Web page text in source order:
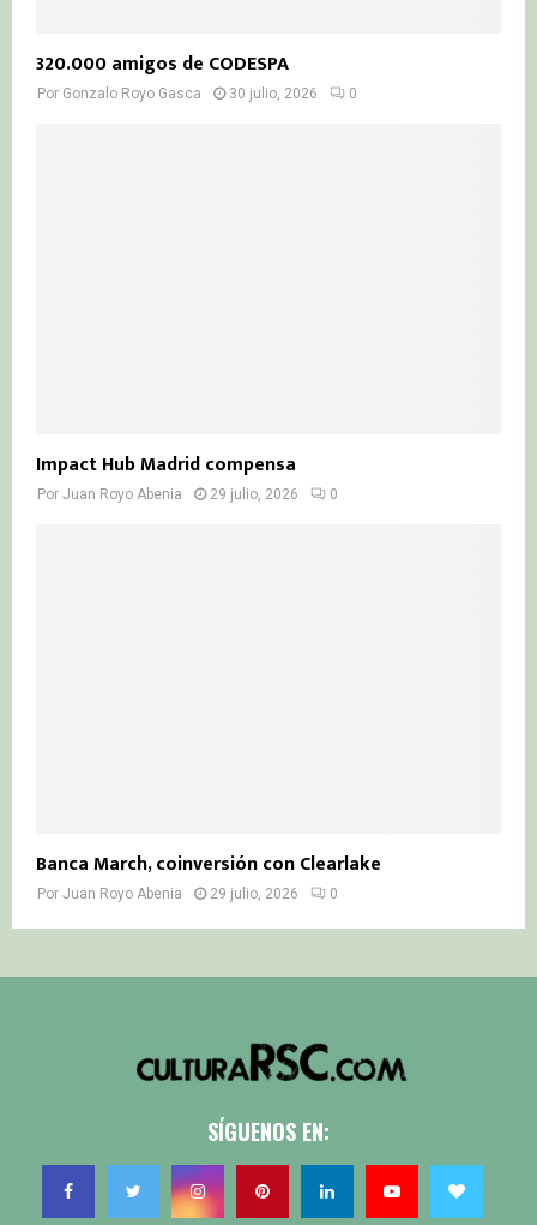
320.000 amigos de CODESPA
Por Gonzalo Royo Gasca 30 julio, 2026 0
Impact Hub Madrid compensa
Por Juan Royo Abenia 29 julio, 2026 0
Banca March, coinversión con Clearlake
Por Juan Royo Abenia 29 julio, 2026 0
SÍGUENOS EN: